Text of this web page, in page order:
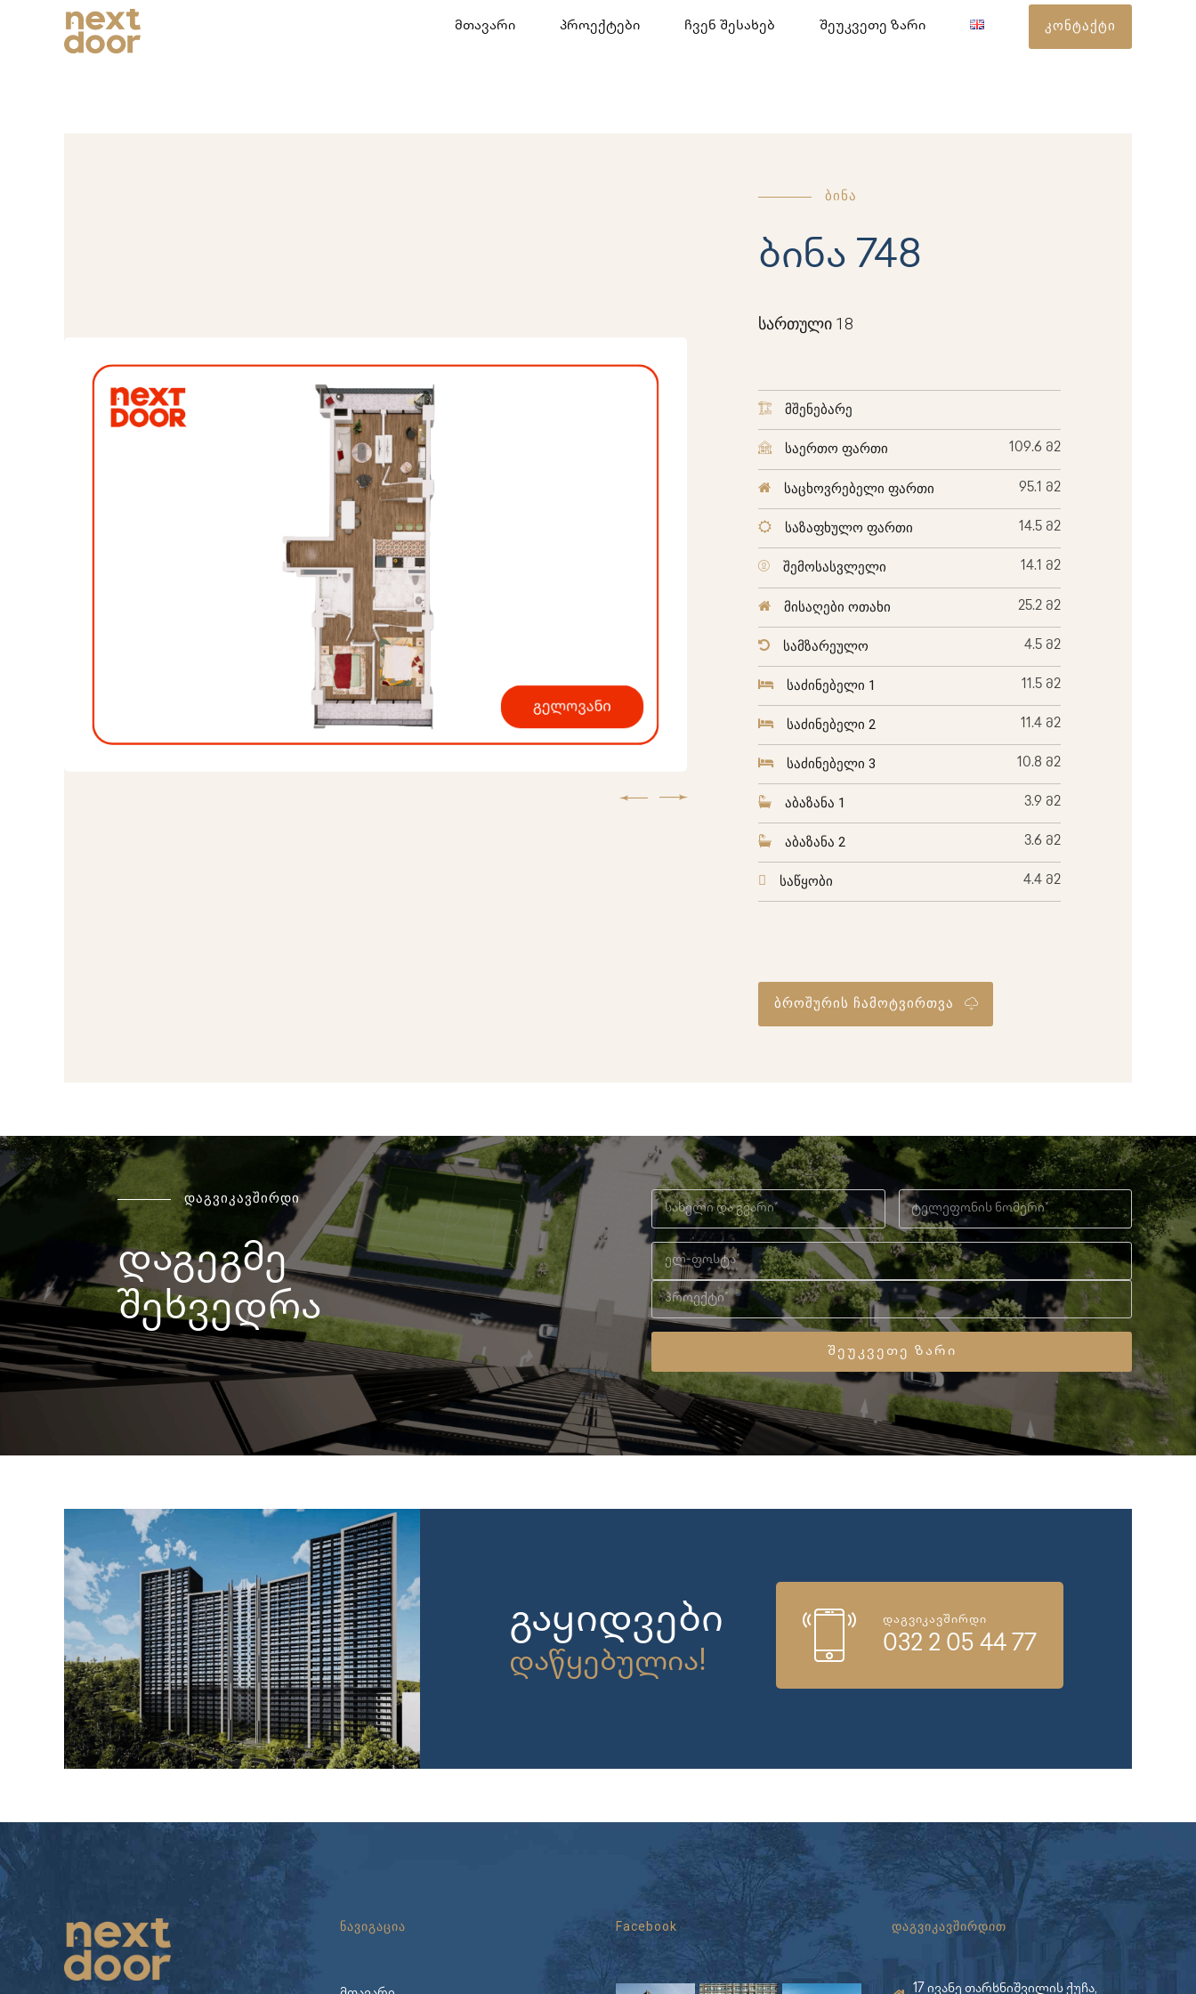
კონტაქტი
მთავარი პროექტები ჩვენ შესახებ შეუკვეთე ზარი
ბინა
ბინა 748
სართული 18
მშენებარე
საერთო ფართი 109.6 მ2
საცხოვრებელი ფართი 95.1 მ2
საზაფხულო ფართი 14.5 მ2
შემოსასვლელი 14.1 მ2
მისაღები ოთახი 25.2 მ2
სამზარეულო 4.5 მ2
საძინებელი 1 11.5 მ2
საძინებელი 2 11.4 მ2
საძინებელი 3 10.8 მ2
აბაზანა 1 3.9 მ2
აბაზანა 2 3.6 მ2
საწყობი 4.4 მ2
ბროშურის ჩამოტვირთვა
დაგვიკავშირდი
დაგეგმე
შეხვედრა
გაყიდვები
დაწყებულია!
დაგვიკავშირდი
032 2 05 44 77
ნავიგაცია Facebook დაგვიკავშირდით
17 ივანე თარხნიშვილის ქუჩა,